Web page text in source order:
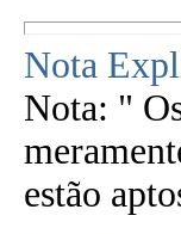
Nota
Nota: "
estão